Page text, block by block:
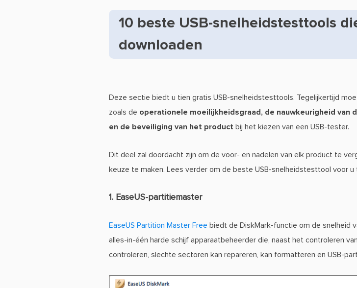
10 beste USB-snelheidstesttools
downloaden
Deze sectie biedt u tien gratis USB-snelheidstesttools. Tegelijkertijd
zoals de operationele moeilijkheidsgraad, de nauwkeurigheid
en de beveiliging van het product bij het kiezen van een USB-tester.
Dit deel zal doordacht zijn om de voor- en nadelen van elk product te
keuze te maken. Lees verder om de beste USB-snelheidstesttool voor u
1. EaseUS-partitiemaster
EaseUS Partition Master Free biedt de DiskMark-functie om de snelheid
alles-in-één harde schijf apparaatbeheerder die, naast het controleren
controleren, slechte sectoren kan repareren, kan formatteren en USB-